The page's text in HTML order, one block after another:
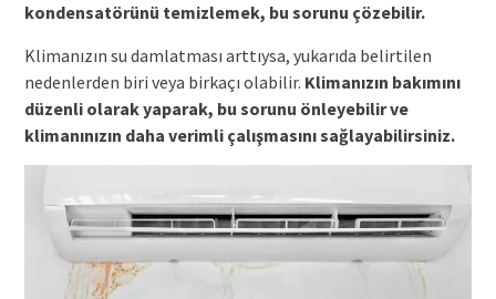
kondensatörünü temizlemek, bu sorunu çözebilir.
Klimanızın su damlatması arttıysa, yukarıda belirtilen
nedenlerden biri veya birkaçı olabilir. Klimanızın bakımını
düzenli olarak yaparak, bu sorunu önleyebilir ve
klimanınızın daha verimli çalışmasını sağlayabilirsiniz.